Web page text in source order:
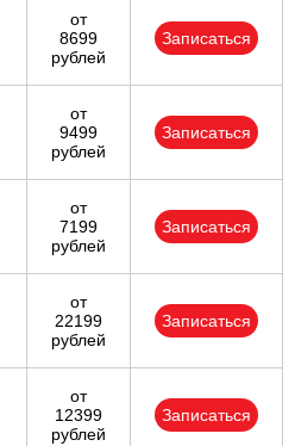
от
8699
рублей
Записаться
от
9499
рублей
Записаться
от
7199
рублей
Записаться
от
22199
рублей
Записаться
от
12399
рублей
Записаться